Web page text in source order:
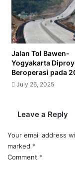
Jalan Tol Bawen-
Yogyakarta
Beroperasi pada
July 26, 2025
Leave a Reply
Your email address
marked *
Comment *